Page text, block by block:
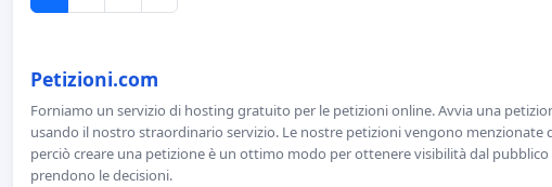
Petizioni.com
Forniamo un servizio di hosting gratuito per le petizioni online. Avvia una
usando il nostro straordinario servizio. Le nostre petizioni vengono menzionate
perciò creare una petizione è un ottimo modo per ottenere visibilità dal pubblico
prendono le decisioni.